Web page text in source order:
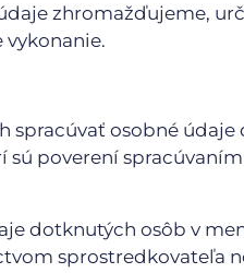
zhromažďujeme,
vykonanie.
spracúvať osobné údaje
poverení
dotknutých osôb v
sprostredkovateľa